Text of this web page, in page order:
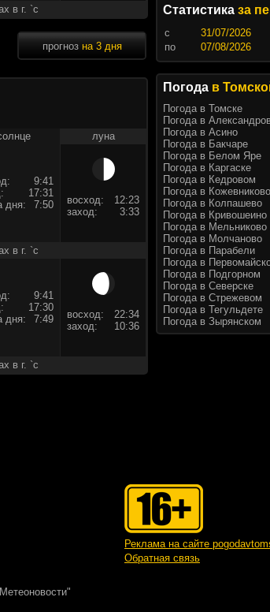
в г. `c
прогноз на 3 дня
луна
9:41
17:31
дня:
7:50 восход:
12:23
заход:
3:33
в г. `c
9:41
17:30
дня:
7:49 восход:
22:34
заход:
10:36
в г. `c
Статистика за
c
по
Погода в
Погода в Томске
Погода в
Погода в Асино
Погода в Бакчаре
Погода в Белом Яре
Погода в Каргаске
Погода в Кедровом
Погода в Кожевниково
Погода в Колпашево
Погода в Кривошеино
Погода в Мельниково
Погода в Молчаново
Погода в Парабели
Погода в
Погода в Подгорном
Погода в Северске
Погода в Стрежевом
Погода в Тегульдете
Погода в Зырянском
Реклама на сайте
Обратная связь